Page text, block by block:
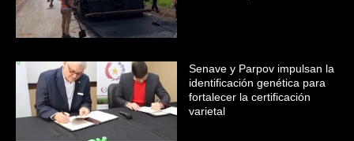
Senave y Parpov impulsan la
identificación genética para
fortalecer la certificación
varietal